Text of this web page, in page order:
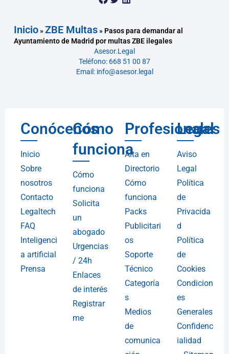
Inicio»ZBE Multas» Pasos para demandar al
Ayuntamiento de Madrid por multas ZBE ilegales
Asesor.Legal
Teléfono: 668 51 00 87
Email: info@asesor.legal
Conócenos
Inicio
Sobre
nosotros
Contacto
Legaltech
FAQ
Inteligenci
a artificial
Prensa
Cómo
funciona
Cómo
funciona
Solicita
un
abogado
Urgencias
/ 24h
Enlaces
de interés
Registrar
me
Profesionales
Alta en
Directorio
Cómo
funciona
Packs
Publicitari
os
Soporte
Técnico
Categoría
s
Medios
de
comunica
Legal
Aviso
Legal
Política
de
Privacida
d
Política
de
Cookies
Condicion
es
Generales
Confidenc
ialidad